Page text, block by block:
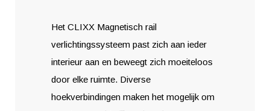
Het CLIXX Magnetisch rail
verlichtingssysteem past zich aan ieder
interieur aan en beweegt zich moeiteloos
door elke ruimte. Diverse
hoekverbindingen maken het mogelijk om